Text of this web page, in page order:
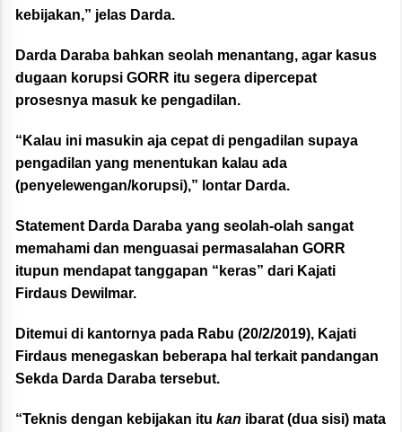
kebijakan,” jelas Darda.
Darda Daraba bahkan seolah menantang, agar kasus
dugaan korupsi GORR itu segera dipercepat
prosesnya masuk ke pengadilan.
“Kalau ini masukin aja cepat di pengadilan supaya
pengadilan yang menentukan kalau ada
(penyelewengan/korupsi),” lontar Darda.
Statement Darda Daraba yang seolah-olah sangat
memahami dan menguasai permasalahan GORR
itupun mendapat tanggapan “keras” dari Kajati
Firdaus Dewilmar.
Ditemui di kantornya pada Rabu (20/2/2019), Kajati
Firdaus menegaskan beberapa hal terkait pandangan
Sekda Darda Daraba tersebut.
“Teknis dengan kebijakan itu kan ibarat (dua sisi) mata